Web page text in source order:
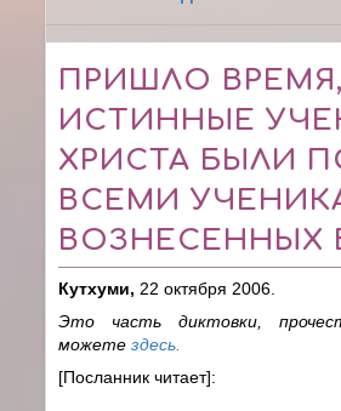
ПРИШЛО
ИСТИННЫЕ
ХРИСТА БЫЛИ
ВСЕМИ
ВОЗНЕСЕННЫХ
Кутхуми, 22 октября 2006.
Это часть диктовки,
можетездесь.
[Посланник читает]: